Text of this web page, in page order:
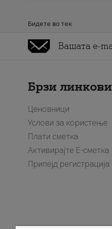
Бидете во тек
Брзи линкови
Ценовници
Услови за користење
Плати сметка
Активирајте Е-сметка
Припејд регистрација